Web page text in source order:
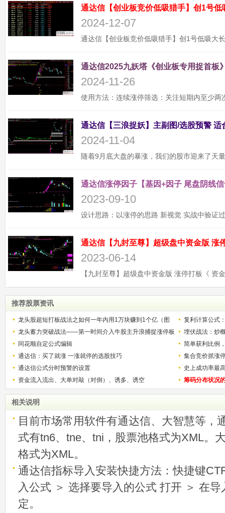
通达信【创业板竞价低吸猎手】创1号
2024-12-07
通达信2025九妖塔《创业板专用捉首板
2024-11-26
2024-11-04
通达信涨停因子【基因+因子 尾盘阴线
2023-09-10
2023-06-14
推荐股票资讯
龙头股超短打板战法之如何一年内用1万块赚到1个亿（图
解）
复利计算公式
少？
龙头蓄力突破战法——第一时间介入牛股主升浪捕捉涨停板
的技巧（图解）
埋伏战法：炒
同花顺自定公式编辑
简单获利比例
用
通达信：买了就涨 一涨就停的选股技巧
集合竞价抓涨
通达信公式分时预警的设置
史上成功率最
称选股法宝！
资金流入流出、大单对敲（对倒）、诱多、诱空 筹码分布状况
相关说明
目前市场常用软件有通达信、大智慧等，
式有tn6、tne、tni，股票池格式为XML。
格式为XML。
通达信指标导入安装快捷方法：快捷键
入公式 ＞ 选择要导入的公式 打开 ＞ 在
定。